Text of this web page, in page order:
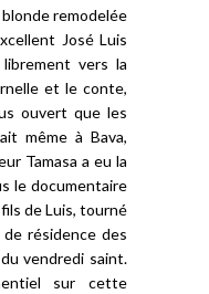
remodelée
José Luis
vers la
et le conte,
ouvert que les
même à Bava,
Tamasa a eu la
le documentaire
de Luis, tourné
résidence des
vendredi saint.
sur cette